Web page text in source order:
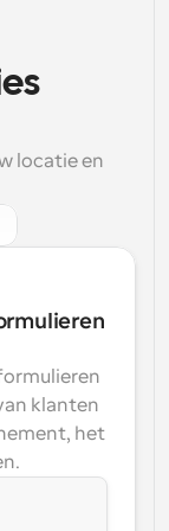
mensen
gebeurt
locatie en
klanten
het